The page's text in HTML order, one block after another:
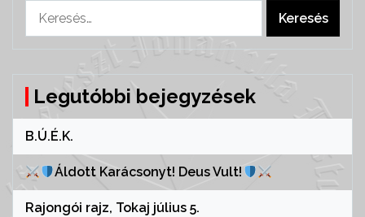
Legutóbbi bejegyzések
B.Ú.É.K.
Áldott Karácsonyt! Deus Vult!
Rajongói rajz, Tokaj július 5.